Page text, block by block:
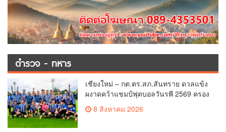
ตำรวจ - ทหาร
เชียงใหม่ – กต.ตร.สภ.สันทราย ดวลแข้ง
ผงาดคว้าแชมป์ฟุตบอลวันรพี 2569 ครอง
ถ้วยเกียรติยศประธานศาลฎีกา
8 สิงหาคม 2026